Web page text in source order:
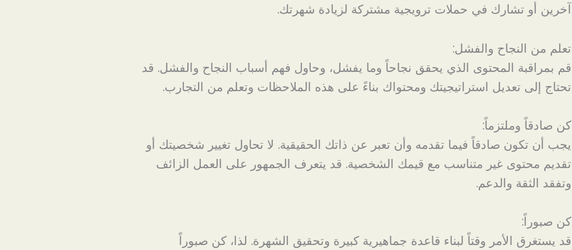
آخرين أو تشارك في حملات ترويجية مشتركة لزيادة شهرتك.
تعلم من النجاح والفشل:
قم بمراقبة المحتوى الذي يحقق نجاحاً وما يفشل، وحاول فهم أسباب النجاح والفشل. قد
تحتاج إلى تعديل استراتيجيتك ومحتواك بناءً على هذه الملاحظات وتعلم من التجارب.
كن صادقاً وملتزماً:
يجب أن تكون صادقاً فيما تقدمه وأن تعبر عن ذاتك الحقيقية. لا تحاول تغيير شخصيتك أو
تقديم محتوى غير متناسب مع قيمك الشخصية. قد يتعرف الجمهور على العمل الزائف
وتفقد الثقة والدعم.
كن صبوراً:
قد يستغرق الأمر وقتاً لبناء قاعدة جماهيرية كبيرة وتحقيق الشهرة. لذا، كن صبوراً